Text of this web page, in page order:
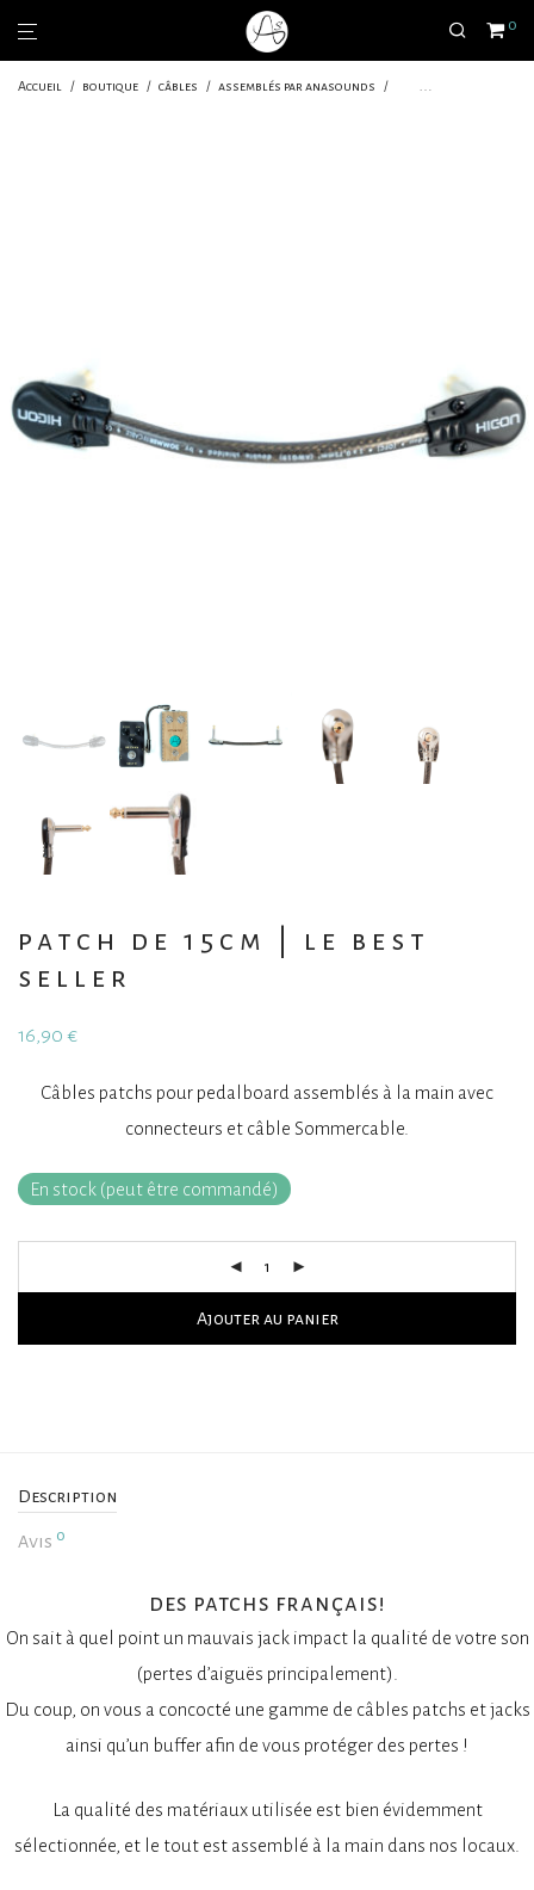
0
Accueil / boutique / câbles / assemblés par anasounds /
patch de 15cm | le best
seller
16,90 €
Câbles patchs pour pedalboard assemblés à la main avec
connecteurs et câble Sommercable.
En stock (peut être commandé)
Ajouter au panier
Description
Avis 0
des patchs français!
On sait à quel point un mauvais jack impact la qualité de votre son
(pertes d’aiguës principalement).
Du coup, on vous a concocté une gamme de câbles patchs et jacks
ainsi qu’un buffer afin de vous protéger des pertes !
La qualité des matériaux utilisée est bien évidemment
sélectionnée, et le tout est assemblé à la main dans nos locaux.